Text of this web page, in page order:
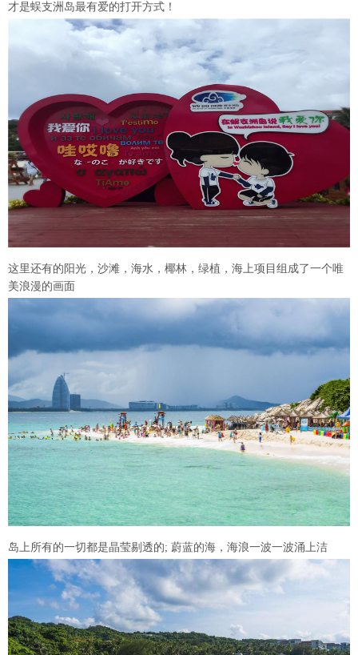
才是蜈支洲岛最有爱的打开方式！
这里还有的阳光，沙滩，海水，椰林，绿植，海上项目组成了一个唯
美浪漫的画面
岛上所有的一切都是晶莹剔透的; 蔚蓝的海，海浪一波一波涌上洁